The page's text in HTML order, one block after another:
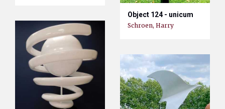
Object 124 - unicum
Schroen, Harry